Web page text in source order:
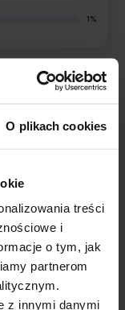
O plikach cookies
treści
i
o tym, jak
partnerom
z innymi danymi
1%
zweryfikowano
pracowników.